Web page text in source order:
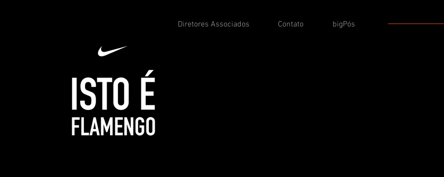
bigPós
Contato
Diretores Associados